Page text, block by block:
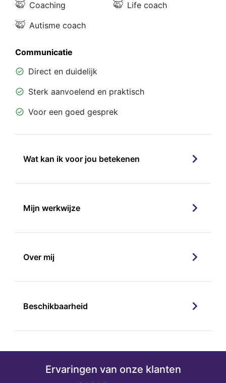
Coaching
Life coach
Autisme coach
Communicatie
Direct en duidelijk
Sterk aanvoelend en praktisch
Voor een goed gesprek
Wat kan ik voor jou betekenen
Mijn werkwijze
Over mij
Beschikbaarheid
Ervaringen van onze klanten